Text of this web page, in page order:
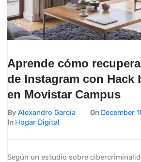
Aprende cómo
de Instagram con Hack
en Movistar Campus
By Alexandro García On December
In Hogar Digital
Según un estudio sobre